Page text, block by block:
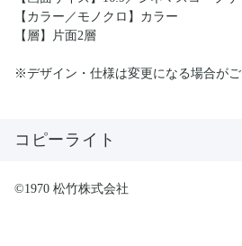
【カラー／モノクロ】カラー
【層】片面2層
※デザイン・仕様は変更になる場合がご
コピーライト
©1970 松竹株式会社